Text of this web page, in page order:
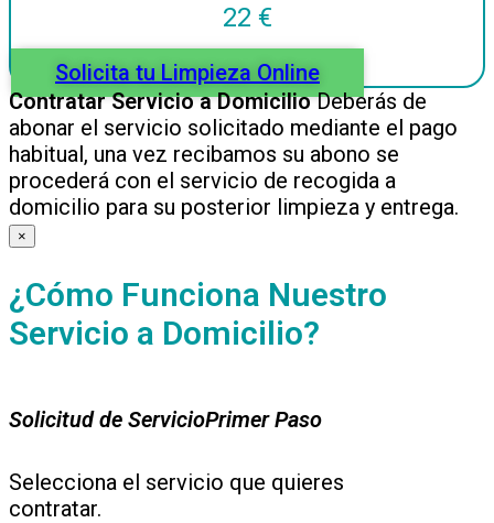
22 €
Solicita tu Limpieza Online
Contratar Servicio a Domicilio Deberás de
abonar el servicio solicitado mediante el pago
habitual, una vez recibamos su abono se
procederá con el servicio de recogida a
domicilio para su posterior limpieza y entrega.
×
¿Cómo Funciona Nuestro
Servicio a Domicilio?
Solicitud de ServicioPrimer Paso
Selecciona el servicio que quieres
contratar.